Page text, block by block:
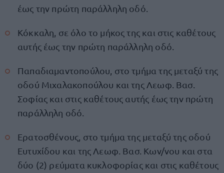
έως την πρώτη παράλληλη οδό.
Κόκκαλη, σε όλο το μήκος της και στις καθέτους
αυτής έως την πρώτη παράλληλη οδό.
Παπαδιαμαντοπούλου, στο τμήμα της μεταξύ της
οδού Μιχαλακοπούλου και της Λεωφ. Βασ.
Σοφίας και στις καθέτους αυτής έως την πρώτη
παράλληλη οδό.
Ερατοσθένους, στο τμήμα της μεταξύ της οδού
Ευτυχίδου και της Λεωφ. Βασ. Κων/νου και στα
δύο (2) ρεύματα κυκλοφορίας και στις καθέτους